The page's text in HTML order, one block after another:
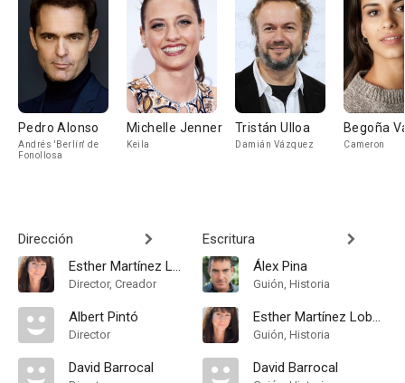
Pedro Alonso
Andrés 'Berlín' de
Fonollosa
Michelle Jenner
Keila
Tristán Ulloa
Damián Vázquez
Begoña
Cameron
Dirección
Esther Martínez Lobato
Director, Creador
Albert Pintó
Director
David Barrocal
Escritura
Álex Pina
Guión, Historia
Esther Martínez Lobato
Guión, Historia
David Barrocal